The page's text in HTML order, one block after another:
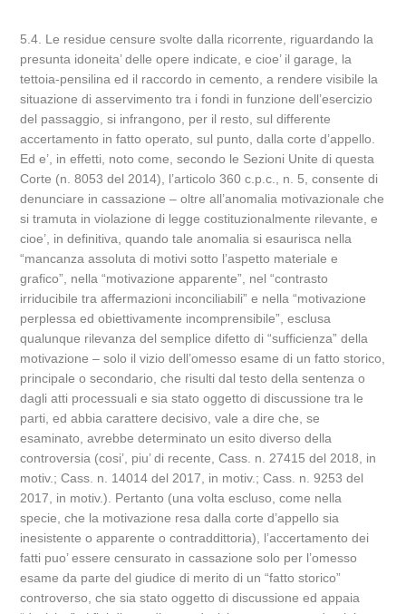
5.4. Le residue censure svolte dalla ricorrente, riguardando la
presunta idoneita’ delle opere indicate, e cioe’ il garage, la
tettoia-pensilina ed il raccordo in cemento, a rendere visibile la
situazione di asservimento tra i fondi in funzione dell’esercizio
del passaggio, si infrangono, per il resto, sul differente
accertamento in fatto operato, sul punto, dalla corte d’appello.
Ed e’, in effetti, noto come, secondo le Sezioni Unite di questa
Corte (n. 8053 del 2014), l’articolo 360 c.p.c., n. 5, consente di
denunciare in cassazione – oltre all’anomalia motivazionale che
si tramuta in violazione di legge costituzionalmente rilevante, e
cioe’, in definitiva, quando tale anomalia si esaurisca nella
“mancanza assoluta di motivi sotto l’aspetto materiale e
grafico”, nella “motivazione apparente”, nel “contrasto
irriducibile tra affermazioni inconciliabili” e nella “motivazione
perplessa ed obiettivamente incomprensibile”, esclusa
qualunque rilevanza del semplice difetto di “sufficienza” della
motivazione – solo il vizio dell’omesso esame di un fatto storico,
principale o secondario, che risulti dal testo della sentenza o
dagli atti processuali e sia stato oggetto di discussione tra le
parti, ed abbia carattere decisivo, vale a dire che, se
esaminato, avrebbe determinato un esito diverso della
controversia (cosi’, piu’ di recente, Cass. n. 27415 del 2018, in
motiv.; Cass. n. 14014 del 2017, in motiv.; Cass. n. 9253 del
2017, in motiv.). Pertanto (una volta escluso, come nella
specie, che la motivazione resa dalla corte d’appello sia
inesistente o apparente o contraddittoria), l’accertamento dei
fatti puo’ essere censurato in cassazione solo per l’omesso
esame da parte del giudice di merito di un “fatto storico”
controverso, che sia stato oggetto di discussione ed appaia